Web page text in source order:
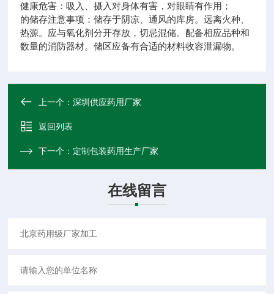
健康危害：吸入、摄入对身体有害，对眼睛有作用；
的储存注意事项：储存于阴凉、通风的库房。远离火种、
热源。应与氧化剂分开存放，切忌混储。配备相应品种和
数量的消防器材。储区应备有合适的材料收容泄漏物。
上一个：深圳供应药用厂家
返回列表
下一个： 定制包装药用生产厂家
在线留言